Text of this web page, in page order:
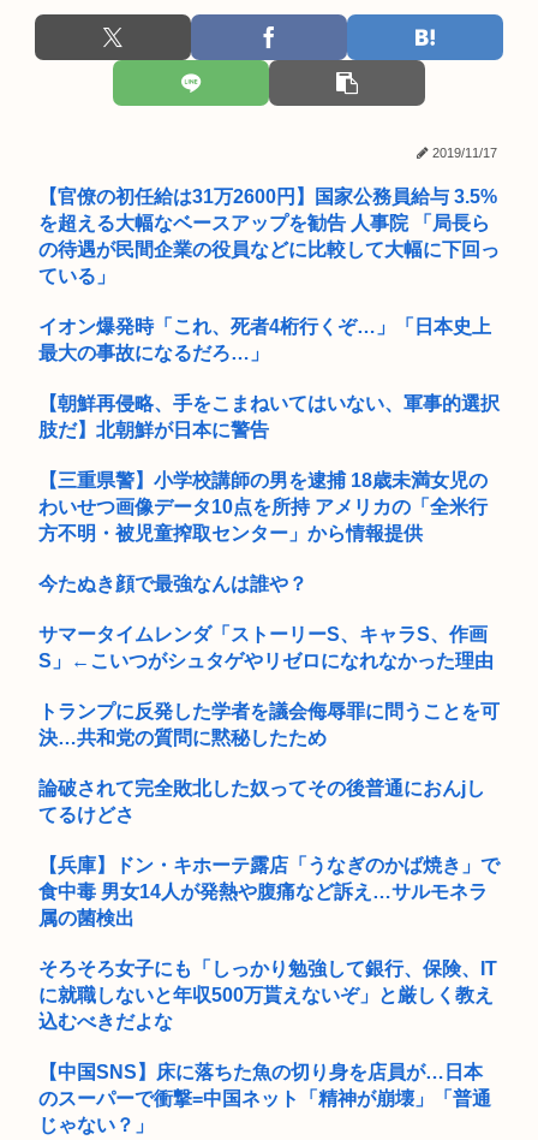
童貞ワイ、バイト先のJDに飲みに誘われる！
高市早苗政権「円安ホクホクゥ！財政健全化は目指さない！で
女子高生さん、顔面にクマ撃退スプレーを噴射されて救助要請
【フランス人の日本好き】中国人女性が「日本人と間違われ
た」衝撃エ...
ひろゆき氏の妻・西村ゆか氏、新党結成巡る”ブチギレ”投稿を
謝罪「...
【画像】イオンモール熊本、花と色紙と生茶が供えられ
る・・・
外環道と圏央道 事故でおわる 高市
B’z「重いマーシャル運んでた腰の痛みまだ覚えてるの」俺く
【画像】元NMBアイドルさん、表情もカラダもS♡X女になっ
てしま...
【動画】熊本地震発生時の手術室の様子がこれ
コーエイテクモ、ライザとおしゃべりできるゲームを発売。ム
チムチム...
2019/11/17
【官僚の初任給は31万2600円】国家公務員給与 3.5%
を超える大幅なベースアップを勧告 人事院 「局長ら
の待遇が民間企業の役員などに比較して大幅に下回っ
ている」
イオン爆発時「これ、死者4桁行くぞ…」「日本史上
最大の事故になるだろ…」
【朝鮮再侵略、手をこまねいてはいない、軍事的選択
肢だ】北朝鮮が日本に警告
【三重県警】小学校講師の男を逮捕 18歳未満女児の
わいせつ画像データ10点を所持 アメリカの「全米行
方不明・被児童搾取センター」から情報提供
今たぬき顔で最強なんは誰や？
サマータイムレンダ「ストーリーS、キャラS、作画
S」←こいつがシュタゲやリゼロになれなかった理由
トランプに反発した学者を議会侮辱罪に問うことを可
決…共和党の質問に黙秘したため
論破されて完全敗北した奴ってその後普通におんjし
てるけどさ
【兵庫】ドン・キホーテ露店「うなぎのかば焼き」で
食中毒 男女14人が発熱や腹痛など訴え…サルモネラ
属の菌検出
そろそろ女子にも「しっかり勉強して銀行、保険、IT
に就職しないと年収500万貰えないぞ」と厳しく教え
込むべきだよな
【中国SNS】床に落ちた魚の切り身を店員が…日本
のスーパーで衝撃=中国ネット「精神が崩壊」「普通
じゃない？」